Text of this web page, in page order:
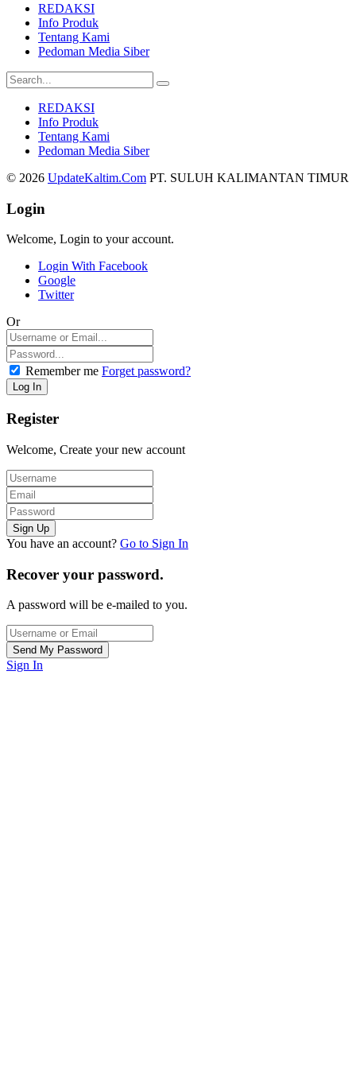
REDAKSI
Info Produk
Tentang Kami
Pedoman Media Siber
REDAKSI
Info Produk
Tentang Kami
Pedoman Media Siber
© 2026 UpdateKaltim.Com PT. SULUH KALIMANTAN TIMUR
Login
Welcome, Login to your account.
Login With Facebook
Google
Twitter
Or
Remember me Forget password?
Register
Welcome, Create your new account
You have an account? Go to Sign In
Recover your password.
A password will be e-mailed to you.
Sign In